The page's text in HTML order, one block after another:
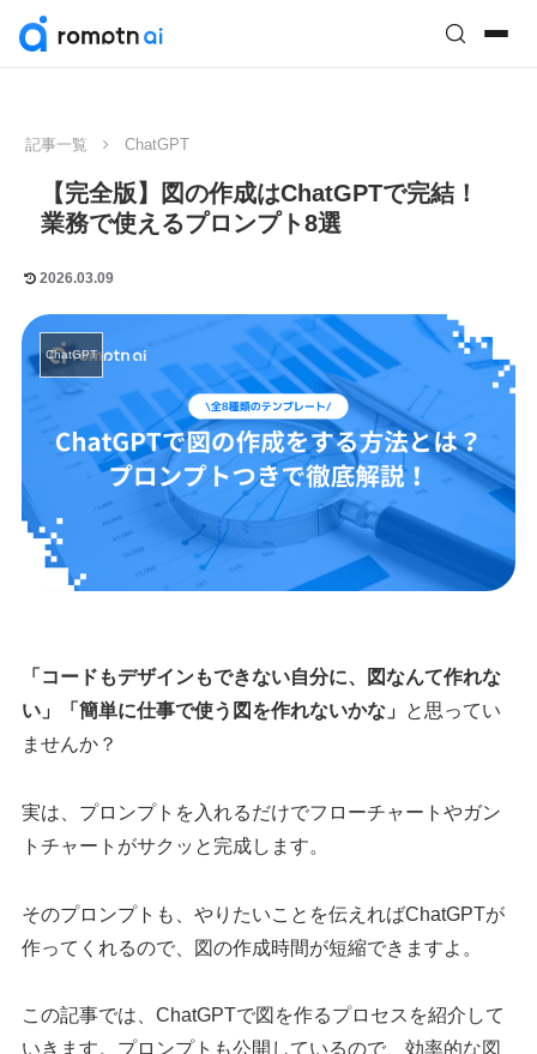
記事一覧 ChatGPT
【完全版】図の作成はChatGPTで完結！
業務で使えるプロンプト8選
2026.03.09
ChatGPT
「コードもデザインもできない自分に、図なんて作れな
い」「簡単に仕事で使う図を作れないかな」
と思ってい
ませんか？
実は、プロンプトを入れるだけでフローチャートやガン
トチャートがサクッと完成します。
そのプロンプトも、やりたいことを伝えればChatGPTが
作ってくれるので、図の作成時間が短縮できますよ。
この記事では、ChatGPTで図を作るプロセスを紹介して
いきます。プロンプトも公開しているので、効率的な図